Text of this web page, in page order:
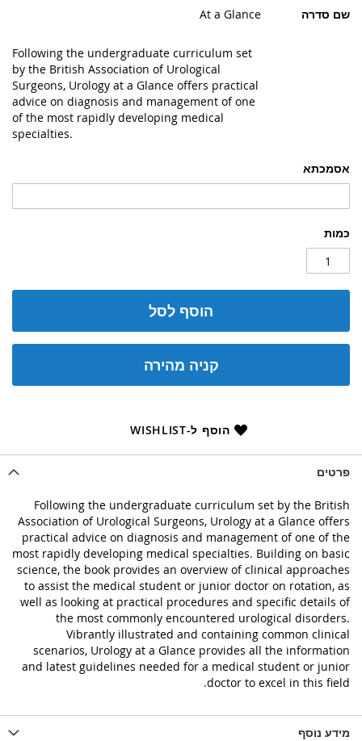
אסמכתא
כמות
הוסף לסל
קניה מהירה
הוסף ל-WISHLIST
שם סדרה
At a Glance
Following the undergraduate curriculum set
by the British Association of Urological
Surgeons, Urology at a Glance offers practical
advice on diagnosis and management of one
of the most rapidly developing medical
specialties.
פרטים
Following the undergraduate curriculum set by the British
Association of Urological Surgeons, Urology at a Glance offers
practical advice on diagnosis and management of one of the
most rapidly developing medical specialties. Building on basic
science, the book provides an overview of clinical approaches
to assist the medical student or junior doctor on rotation, as
well as looking at practical procedures and specific details of
the most commonly encountered urological disorders.
Vibrantly illustrated and containing common clinical
scenarios, Urology at a Glance provides all the information
and latest guidelines needed for a medical student or junior
doctor to excel in this field.
מידע נוסף